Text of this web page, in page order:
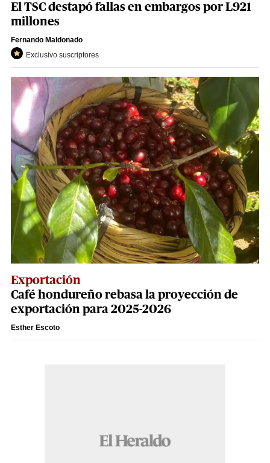
El TSC destapó fallas en embargos por L921
millones
Fernando Maldonado
Exclusivo suscriptores
Exportación
Café hondureño rebasa la proyección de
exportación para 2025-2026
Esther Escoto